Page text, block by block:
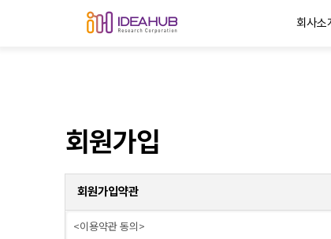
회사소
회원가입
회원가입약관